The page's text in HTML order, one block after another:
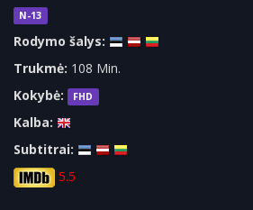
N-13
Rodymo šalys:
Trukmė: 108 Min.
Kokybė:
FHD
Kalba:
Subtitrai:
5.5